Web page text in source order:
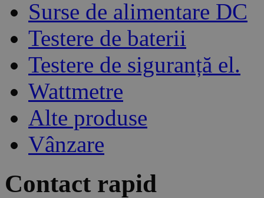
Surse de alimentare DC
Testere de baterii
Testere de siguranță el.
Wattmetre
Alte produse
Vânzare
Contact rapid